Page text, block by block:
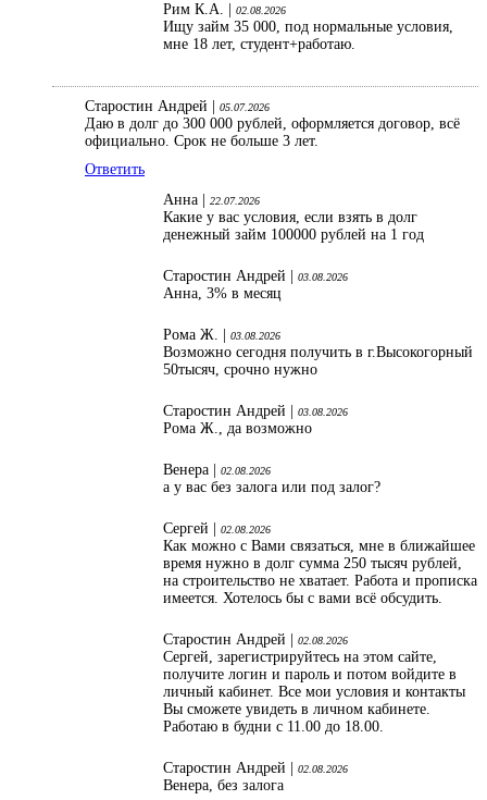
Рим К.А. | 02.08.2026
Ищу займ 35 000, под нормальные условия,
мне 18 лет, студент+работаю.
Старостин Андрей | 05.07.2026
Даю в долг до 300 000 рублей, оформляется договор, всё
официально. Срок не больше 3 лет.
Ответить
Анна |
22.07.2026
Какие у вас условия, если взять в долг
денежный займ 100000 рублей на 1 год
Старостин Андрей | 03.08.2026
Анна, 3% в месяц
Рома Ж. | 03.08.2026
Возможно сегодня получить в г.Высокогорный
50тысяч, срочно нужно
Старостин Андрей | 03.08.2026
Рома Ж., да возможно
Венера | 02.08.2026
а у вас без залога или под залог?
Сергей | 02.08.2026
Как можно с Вами связаться, мне в ближайшее
время нужно в долг сумма 250 тысяч рублей,
на строительство не хватает. Работа и прописка
имеется. Хотелось бы с вами всё обсудить.
Старостин Андрей | 02.08.2026
Сергей, зарегистрируйтесь на этом сайте,
получите логин и пароль и потом войдите в
личный кабинет. Все мои условия и контакты
Вы сможете увидеть в личном кабинете.
Работаю в будни с 11.00 до 18.00.
Старостин Андрей | 02.08.2026
Венера, без залога